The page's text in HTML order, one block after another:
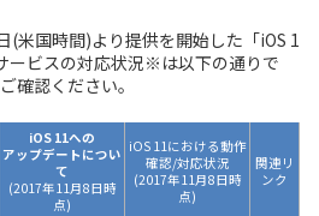
米国時間)より提供を開始した「iOS 1
ービスの対応状況※は以下の通りで
確認ください。
iOS 11への
アップデートについ
て
(2017年11月8日時
点)
iOS 11における動作
確認/対応状況
(2017年11月8日時
点)
関連リ
ンク